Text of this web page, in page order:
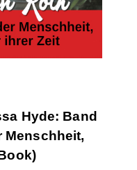
Hyde: Band
Menschheit,